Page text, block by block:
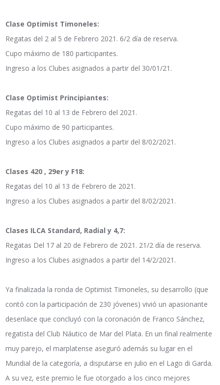
Clase Optimist Timoneles:
Regatas del 2 al 5 de Febrero 2021. 6/2 día de reserva.
Cupo máximo de 180 participantes.
Ingreso a los Clubes asignados a partir del 30/01/21.
Clase Optimist Principiantes:
Regatas del 10 al 13 de Febrero del 2021.
Cupo máximo de 90 participantes.
Ingreso a los Clubes asignados a partir del 8/02/2021.
Clases 420 , 29er y F18:
Regatas del 10 al 13 de Febrero de 2021.
Ingreso a los Clubes asignados a partir del 8/02/2021.
Clases ILCA Standard, Radial y 4,7:
Regatas Del 17 al 20 de Febrero de 2021. 21/2 día de reserva.
Ingreso a los Clubes asignados a partir del 14/2/2021.
Ya finalizada la ronda de Optimist Timoneles, su desarrollo (que
contó con la participación de 230 jóvenes) vivió un apasionante
desenlace que concluyó con la coronación de Franco Sánchez,
regatista del Club Náutico de Mar del Plata. En un final realmente
muy parejo, el marplatense aseguró además su lugar en el
Mundial de la categoría, a disputarse en julio en el Lago di Garda.
A su vez, este premio le fue otorgado a los cinco mejores